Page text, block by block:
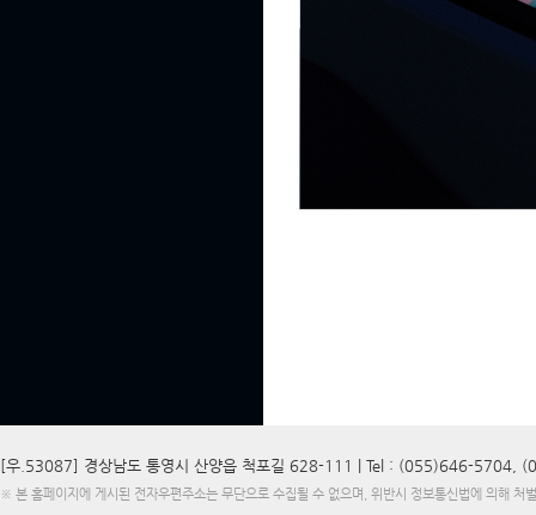
[우.53087] 경상남도 통영시 산양읍 척포길 628-111 | Tel : (055)646-5704,
※ 본 홈페이지에 게시된 전자우편주소는 무단으로 수집될 수 없으며, 위반시 정보통신법에 의해 처